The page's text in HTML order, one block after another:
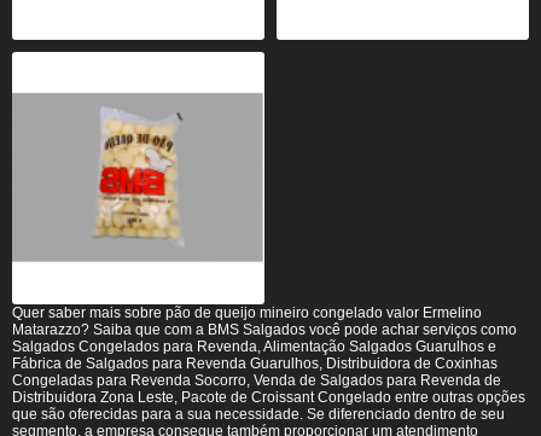
Quer saber mais sobre pão de queijo mineiro congelado valor Ermelino
Matarazzo? Saiba que com a BMS Salgados você pode achar serviços como
Salgados Congelados para Revenda, Alimentação Salgados Guarulhos e
Fábrica de Salgados para Revenda Guarulhos, Distribuidora de Coxinhas
Congeladas para Revenda Socorro, Venda de Salgados para Revenda de
Distribuidora Zona Leste, Pacote de Croissant Congelado entre outras opções
que são oferecidas para a sua necessidade. Se diferenciado dentro de seu
segmento, a empresa consegue também proporcionar um atendimento